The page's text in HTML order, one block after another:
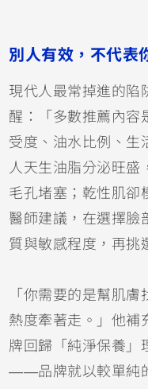
別人有效，不代表
現代人最常掉進的陷
醒：「多數推薦內容
受度、油水比例、生
人天生油脂分泌旺盛
毛孔堵塞；乾性肌卻
醫師建議，在選擇臉
質與敏感程度，再挑
「你需要的是幫肌
熱度牽著走。」他補
牌回歸「純淨保養」
——品牌就以較單純